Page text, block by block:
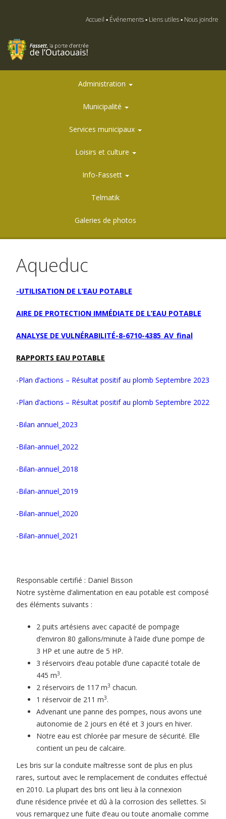
Accueil Événements Liens utiles Nous joindre
Administration
Municipalité
Services municipaux
Loisirs et culture
Info-Fassett
Telmatik
Galeries de photos
Aqueduc
-UTILISATION DE L’EAU POTABLE
AIRE DE PROTECTION IMMÉDIATE DE L’EAU POTABLE
ANALYSE DE VULNÉRABILITÉ-8-6710-4385_AV_final
RAPPORTS EAU POTABLE
-Plan d’actions – Résultat positif au plomb Septembre 2023
-Plan d’actions – Résultat positif au plomb Septembre 2022
-Bilan annuel_2023
-Bilan-annuel_2022
-Bilan-annuel_2018
-Bilan-annuel_2019
-Bilan-annuel_2020
-Bilan-annuel_2021
Responsable certifié : Daniel Bisson
Notre système d’alimentation en eau potable est composé
des éléments suivants :
2 puits artésiens avec capacité de pompage
d’environ 80 gallons/minute à l’aide d’une pompe de
3 HP et une autre de 5 HP.
3 réservoirs d’eau potable d’une capacité totale de
445 m3.
2 réservoirs de 117 m3 chacun.
1 réservoir de 211 m3.
Advenant une panne des pompes, nous avons une
autonomie de 2 jours en été et 3 jours en hiver.
Notre eau est chlorée par mesure de sécurité. Elle
contient un peu de calcaire.
Les bris sur la conduite maîtresse sont de plus en plus
rares, surtout avec le remplacement de conduites effectué
en 2010. La plupart des bris ont lieu à la connexion
d’une résidence privée et dû à la corrosion des sellettes. Si
vous remarquez une fuite d’eau ou toute anomalie comme